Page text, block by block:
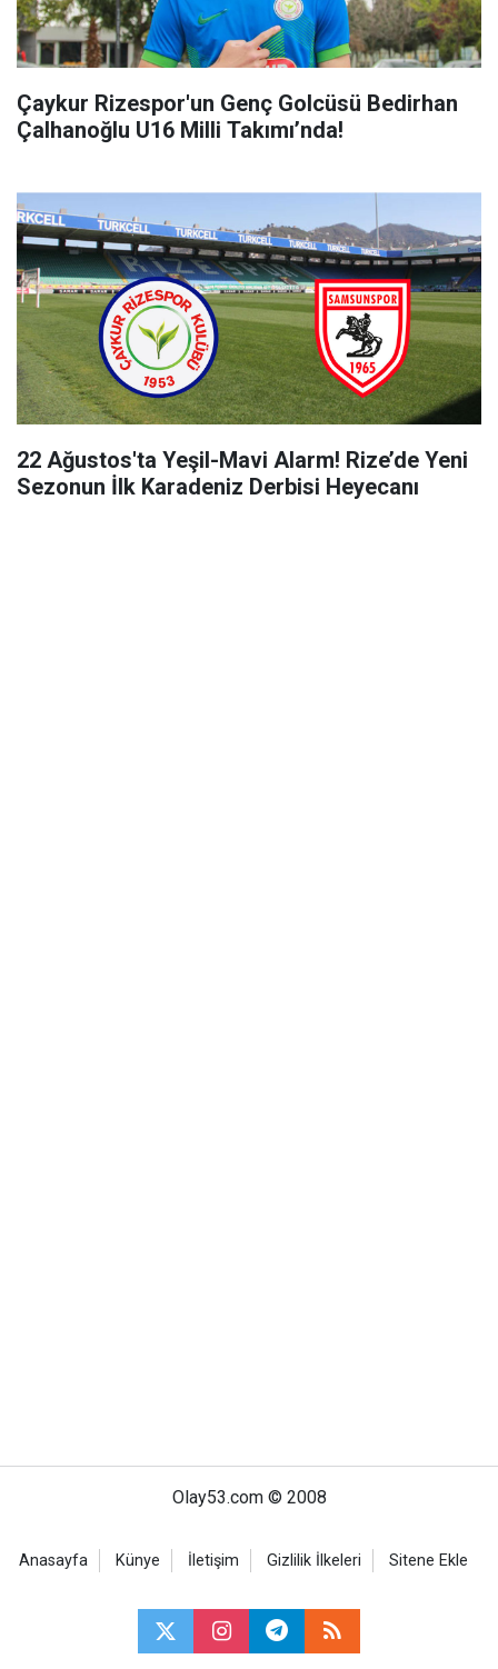
Çaykur Rizespor'un Genç Golcüsü Bedirhan
Çalhanoğlu U16 Milli Takımı’nda!
22 Ağustos'ta Yeşil-Mavi Alarm! Rize’de Yeni
Sezonun İlk Karadeniz Derbisi Heyecanı
Olay53.com © 2008
Anasayfa Künye İletişim Gizlilik İlkeleri Sitene Ekle